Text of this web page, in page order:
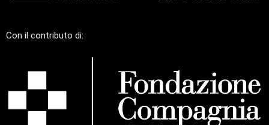
Con il contributo di: